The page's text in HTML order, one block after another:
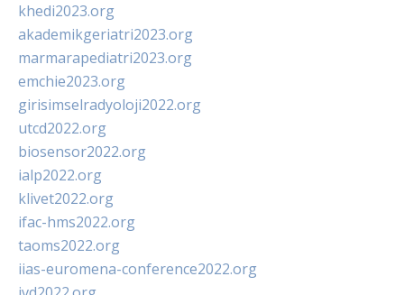
khedi2023.org
akademikgeriatri2023.org
marmarapediatri2023.org
emchie2023.org
girisimselradyoloji2022.org
utcd2022.org
biosensor2022.org
ialp2022.org
klivet2022.org
ifac-hms2022.org
taoms2022.org
iias-euromena-conference2022.org